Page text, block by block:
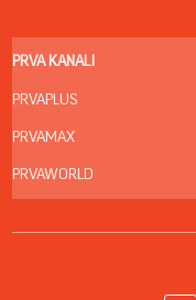
PRVA KANALI
PRVAPLUS
PRVAMAX
PRVAWORLD